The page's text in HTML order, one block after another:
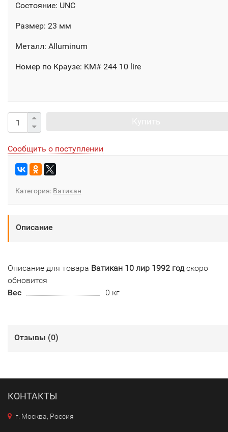
Состояние: UNC
Размер: 23 мм
Металл: Alluminum
Номер по Краузе: KM# 244 10 lire
Сообщить о поступлении
Категория: Ватикан
Описание
Описание для товара Ватикан 10 лир 1992 годскоро
обновится
Вес
0 кг
Отзывы (0)
КОНТАКТЫ
г. Москва, Россия